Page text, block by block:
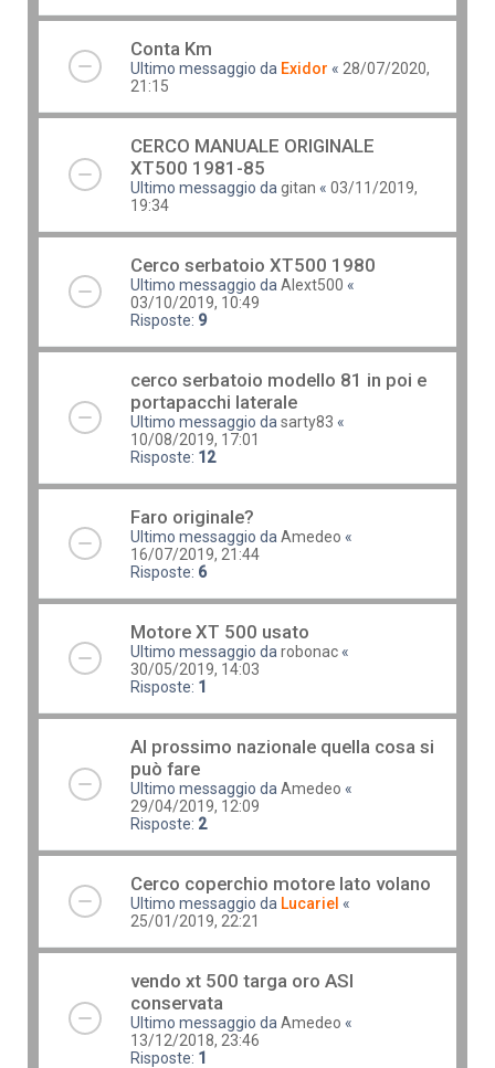
Conta Km
Ultimo messaggio da Exidor « 28/07/2020,
21:15
CERCO MANUALE ORIGINALE
XT500 1981-85
Ultimo messaggio da gitan « 03/11/2019,
19:34
Cerco serbatoio XT500 1980
Ultimo messaggio da Alext500 «
03/10/2019, 10:49
Risposte: 9
cerco serbatoio modello 81 in poi e
portapacchi laterale
Ultimo messaggio da sarty83 «
10/08/2019, 17:01
Risposte: 12
Faro originale?
Ultimo messaggio da Amedeo «
16/07/2019, 21:44
Risposte: 6
Motore XT 500 usato
Ultimo messaggio da robonac «
30/05/2019, 14:03
Risposte: 1
Al prossimo nazionale quella cosa si
può fare
Ultimo messaggio da Amedeo «
29/04/2019, 12:09
Risposte: 2
Cerco coperchio motore lato volano
Ultimo messaggio da Lucariel «
25/01/2019, 22:21
vendo xt 500 targa oro ASI
conservata
Ultimo messaggio da Amedeo «
13/12/2018, 23:46
Risposte: 1